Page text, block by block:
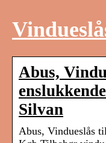
Abus,
Silvan
Abus, Vindueslås